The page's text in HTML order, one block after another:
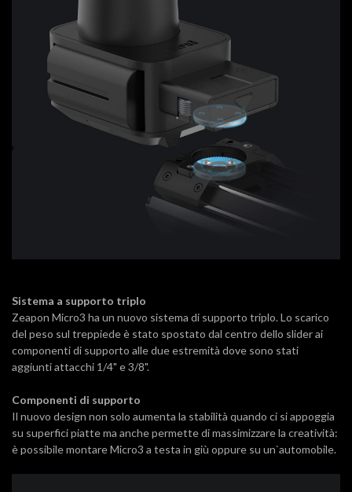
Sistema a supporto triplo
Zeapon Micro3 ha un nuovo sistema di supporto triplo. Lo scarico
del peso sul treppiede è stato spostato dal centro dello slider ai
componenti di supporto alle due estremità dove sono stati
aggiunti attacchi 1/4" e 3/8".
Componenti di supporto
Il nuovo design non solo aumenta la stabilità quando ci si appoggia
su superfici piatte ma anche permette di massimizzare la creatività:
è possibile montare Micro3 a testa in giù oppure su un`automobile.